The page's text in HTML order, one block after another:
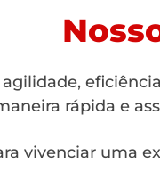
rápida e
vivenciar uma